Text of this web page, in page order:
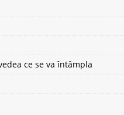
ce se va întâmpla